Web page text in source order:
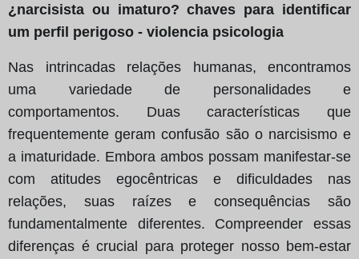
¿narcisista ou imaturo? chaves para identificar
um perfil perigoso - violencia psicologia
Nas intrincadas relações humanas, encontramos
uma variedade de personalidades e
comportamentos. Duas características que
frequentemente geram confusão são o narcisismo e
a imaturidade. Embora ambos possam manifestar-se
com atitudes egocêntricas e dificuldades nas
relações, suas raízes e consequências são
fundamentalmente diferentes. Compreender essas
diferenças é crucial para proteger nosso bem-estar